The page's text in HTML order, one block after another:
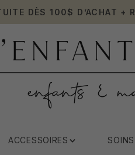
DÈS 100$ D’ACHAT +
ACCESSOIRES SOINS